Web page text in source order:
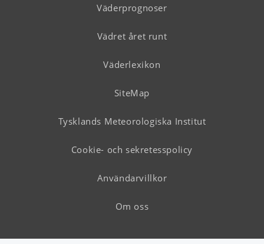
Väderprognoser
Vädret året runt
Väderlexikon
SiteMap
Tysklands Meteorologiska Institut
Cookie- och sekretesspolicy
Användarvillkor
Om oss